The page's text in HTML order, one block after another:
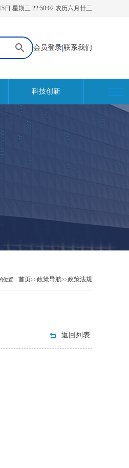
日 星期三 22:50:03 农历六月廿三
会员登录|联系我们
科技创新
位置： 首页>>政策导航>>政策法规
返回列表